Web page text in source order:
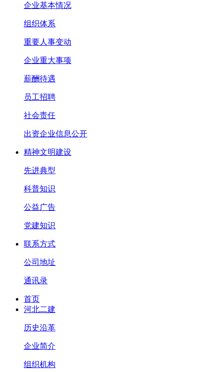
企业基本情况
组织体系
重要人事变动
企业重大事项
薪酬待遇
员工招聘
社会责任
出资企业信息公开
精神文明建设
先进典型
科普知识
公益广告
党建知识
联系方式
公司地址
通讯录
首页
河北二建
历史沿革
企业简介
组织机构